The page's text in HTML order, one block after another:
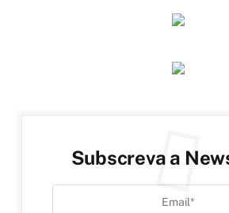
Subscreva a